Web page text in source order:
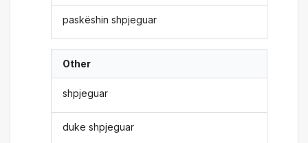
paskëshin shpjeguar
Other
shpjeguar
duke shpjeguar